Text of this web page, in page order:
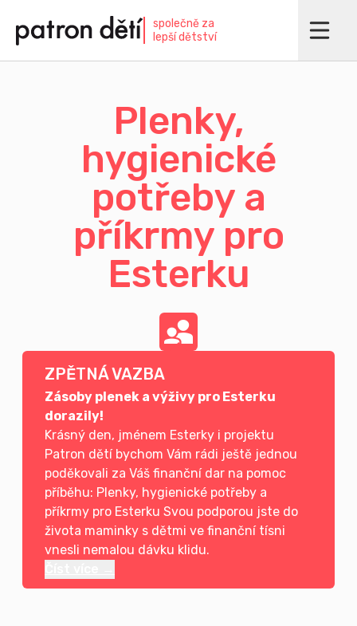
hlavnímu
obsahu
společně za
lepší dětství
Plenky,
hygienické
potřeby a
příkrmy pro
Esterku
ZPĚTNÁ VAZBA
Zásoby plenek a výživy pro Esterku
dorazily!
Krásný den, jménem Esterky i projektu
Patron dětí bychom Vám rádi ještě jednou
poděkovali za Váš finanční dar na pomoc
příběhu: Plenky, hygienické potřeby a
příkrmy pro Esterku Svou podporou jste do
života maminky s dětmi ve finanční tísni
vnesli nemalou dávku klidu.